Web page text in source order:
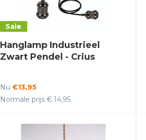
Sale
Hanglamp Industrieel
Zwart Pendel - Crius
Nu €13,95
Normale prijs € 14,95